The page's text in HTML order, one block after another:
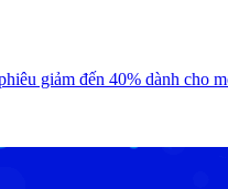
giảm đến 40% dành cho